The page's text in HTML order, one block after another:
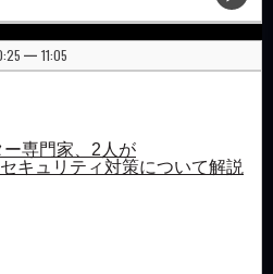
| 11:05
専門家、2人が
キュリティ対策について解説